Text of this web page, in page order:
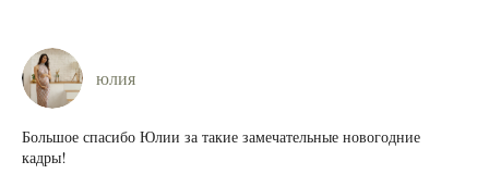
юлия
Большое спасибо Юлии за такие замечательные новогодние
кадры!